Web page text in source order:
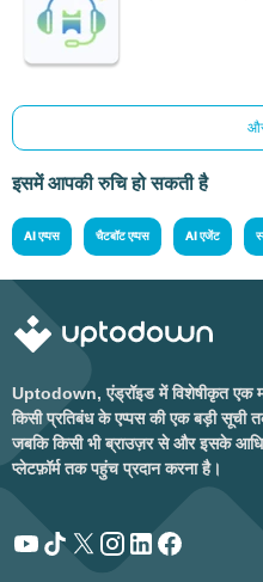
इसमें आपकी रुचि हो सकती है
AI एप्पस चैटबॉट एप्पस AI एजेंट
Uptodown, एंड्रॉइड में विशेषीकृत एक
किसी प्रतिबंध के एप्पस की एक बड़ी
जबकि किसी भी ब्राउज़र से और इसके
प्लेटफ़ॉर्म तक पहुंच प्रदान करना है।